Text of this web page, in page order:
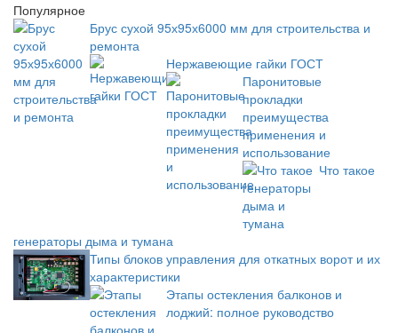
Популярное
Брус сухой 95х95х6000 мм для строительства и
ремонта
Нержавеющие гайки ГОСТ
Паронитовые
прокладки
преимущества
применения и
использование
Что такое
генераторы дыма и тумана
Типы блоков управления для откатных ворот и их
характеристики
Этапы остекления балконов и
лоджий: полное руководство